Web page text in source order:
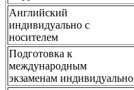
Английский
индивидуально с
носителем
Подготовка к
международным
экзаменам индивидуально